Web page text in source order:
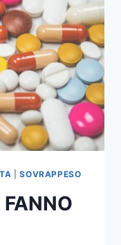
|SOVRAPPESO